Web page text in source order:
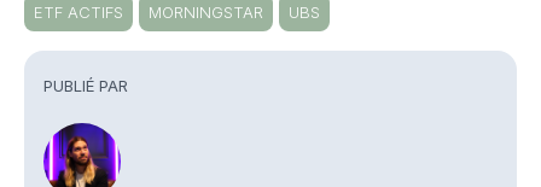
PUBLIÉ PAR
ETF ACTIFS
MORNINGSTAR UBS